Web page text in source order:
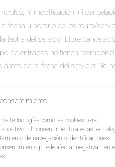
tecnologías como las cookies para
El consentimiento a estas
de navegación o identificaciones
puede afectar
ni modificación, ni
fecha u horario de los tours/
fecha del servicio: Libre
de entradas no tienen
antes de la fecha del servicio: No
SERVICIOS
Destinos
Cruceros
EMPRESA
Por qué